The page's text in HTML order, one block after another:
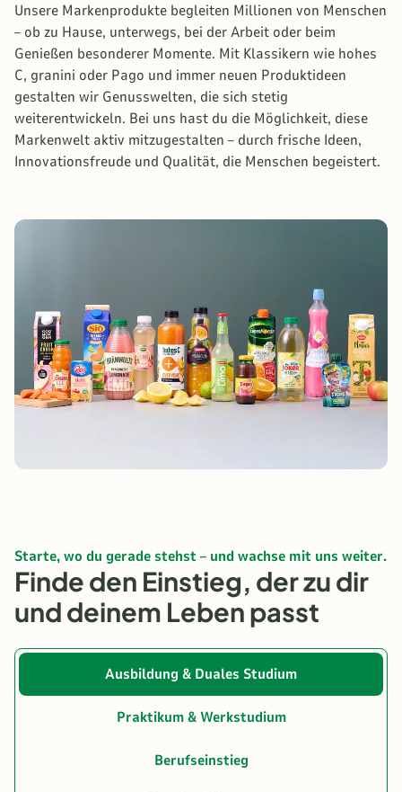
Unsere Markenprodukte begleiten Millionen von Menschen
– ob zu Hause, unterwegs, bei der Arbeit oder beim
Genießen besonderer Momente. Mit Klassikern wie hohes
C, granini oder Pago und immer neuen Produktideen
gestalten wir Genusswelten, die sich stetig
weiterentwickeln. Bei uns hast du die Möglichkeit, diese
Markenwelt aktiv mitzugestalten – durch frische Ideen,
Innovationsfreude und Qualität, die Menschen begeistert.
Starte, wo du gerade stehst – und wachse mit uns weiter.
Finde den Einstieg, der zu dir
und deinem Leben passt
Ausbildung & Duales Studium
Praktikum & Werkstudium
Berufseinstieg